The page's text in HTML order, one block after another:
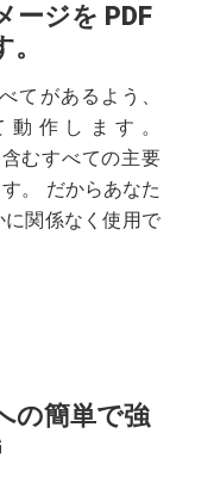
ージを PDF
てがあるよう、
作します。
むすべての主要
。 だからあなた
関係なく使用で
の簡単で強